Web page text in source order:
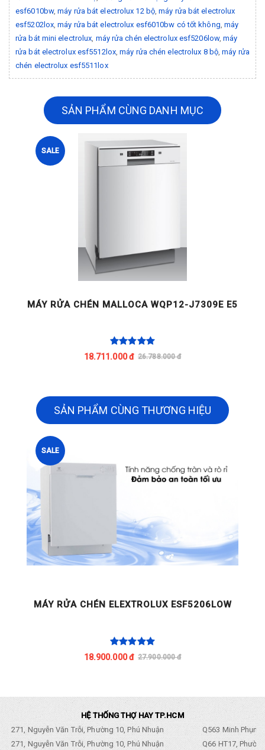
esf6010bw,máy rửa bát electrolux 12 bộ,máy rửa bát electrolux
esf5202lox ,máy rửa bát electrolux esf6010bw có tốt không máy
rửa bát mini electrolux máy rửa chén electrolux esf5206low,máy
rửa bát electrolux esf5512lox,máy rửa chén electrolux 8 bộ,máy rửa
chén electrolux esf5511lox
SẢN PHẨM CÙNG DANH MỤC
SALE
MÁY RỬA CHÉN MALLOCA WQP12-J7309E E5
18.711.000 đ 26.788.000 đ
SẢN PHẨM CÙNG THƯƠNG HIỆU
SALE
MÁY RỬA CHÉN ELEXTROLUX ESF5206LOW
18.900.000 đ 27.900.000 đ
HỆ THỐNG THỢ HAY TP.HCM
271, Nguyễn Văn Trỗi, Phường 10, Phú Nhuận
Q563 Minh
271, Nguyễn Văn Trỗi, Phường 10, Phú Nhuận
Q66 HT17,